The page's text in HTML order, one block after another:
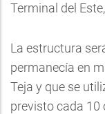
Terminal del
La estructura
permanecía en
Teja y que se
previsto cada 10